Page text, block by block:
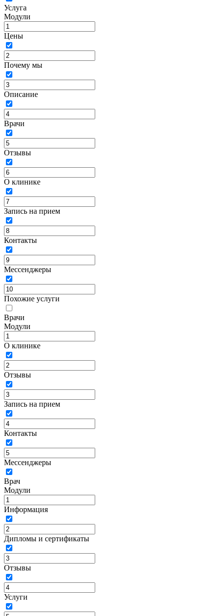
Услуга
Модули
Цены
Почему мы
Описание
Врачи
Отзывы
О клинике
Запись на прием
Контакты
Мессенджеры
Похожие услуги
Врачи
Модули
О клинике
Отзывы
Запись на прием
Контакты
Мессенджеры
Врач
Модули
Информация
Дипломы и сертификаты
Отзывы
Услуги